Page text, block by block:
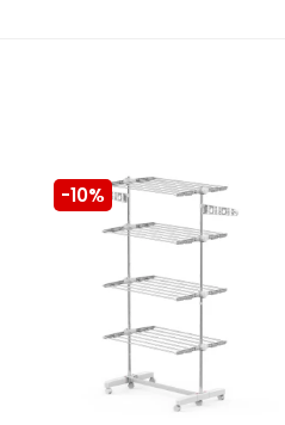
-10%